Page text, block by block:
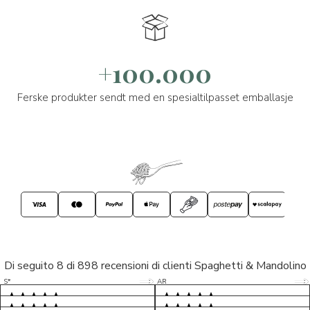
+100.000
Ferske produkter sendt med en spesialtilpasset emballasje
Di seguito 8 di 898 recensioni di clienti Spaghetti & Mandolino
S* 5/5
LP 5/5
M* 5/5
AR 5/5
D* 5/5
S* 5/5